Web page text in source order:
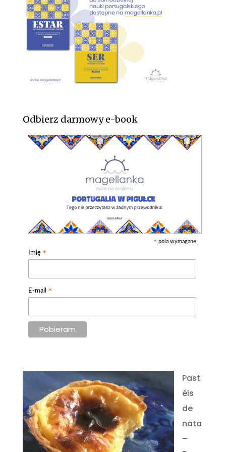
Odbierz darmowy e-book
* pola wymagane
Imię *
E-mail *
Past
éis
de
nata
–